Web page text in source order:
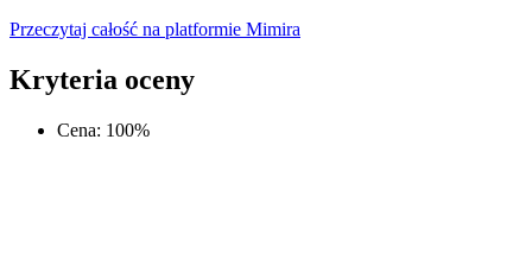
Przeczytaj całość na platformie Mimira
Kryteria oceny
Cena: 100%